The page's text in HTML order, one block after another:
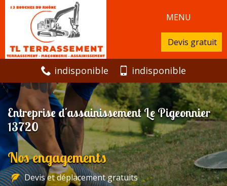
MENU
Devis gratuit
indisponible indisponible
Entreprise d'assainissement Le Pigeonnier
13720
Nos engagements
Devis et déplacement gratuits